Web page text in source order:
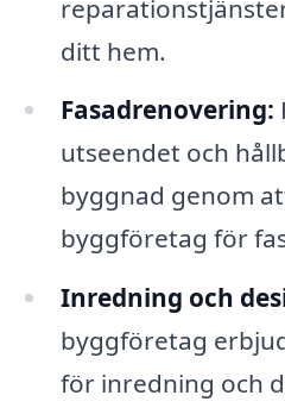
ditt hem.
Fasadrenovering:
utseendet och
byggnad genom
byggföretag för
Inredning och
byggföretag
för inredning och